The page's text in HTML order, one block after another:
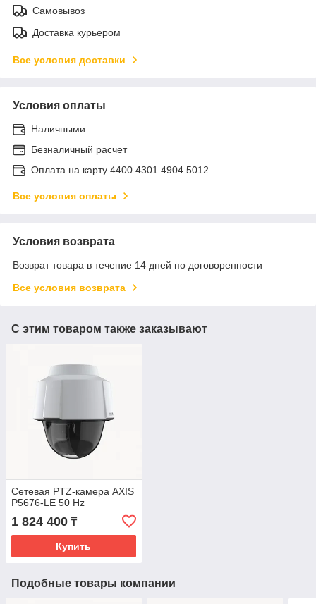
Самовывоз
Доставка курьером
Все условия доставки
Условия оплаты
Наличными
Безналичный расчет
Оплата на карту 4400 4301 4904 5012
Все условия оплаты
Условия возврата
Возврат товара в течение 14 дней по договоренности
Все условия возврата
С этим товаром также заказывают
Сетевая PTZ-камера AXIS
P5676-LE 50 Hz
1 824 400 ₸
Купить
Подобные товары компании